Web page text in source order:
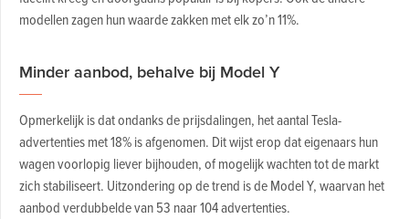
modellen zagen hun waarde zakken met elk zo’n 11%.
Minder aanbod, behalve bij Model Y
Opmerkelijk is dat ondanks de prijsdalingen, het aantal Tesla-
advertenties met 18% is afgenomen. Dit wijst erop dat eigenaars hun
wagen voorlopig liever bijhouden, of mogelijk wachten tot de markt
zich stabiliseert. Uitzondering op de trend is de Model Y, waarvan het
aanbod verdubbelde van 53 naar 104 advertenties.